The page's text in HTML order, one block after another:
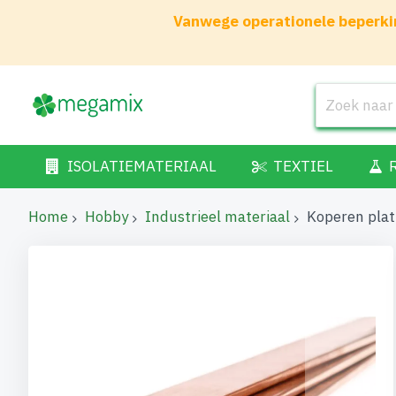
Vanwege operationele
ISOLATIEMATERIAAL TEXTIEL
Home Hobby Industrieel materiaal Koperen